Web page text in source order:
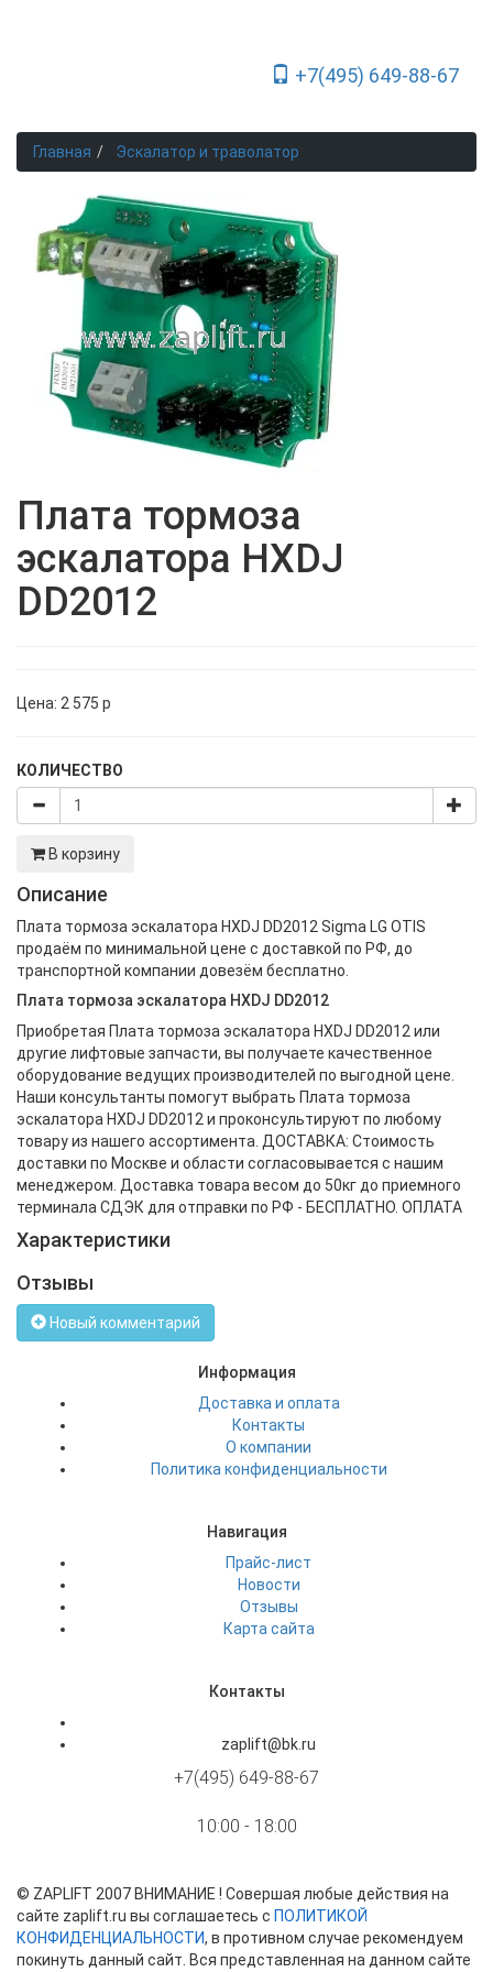
+7(495) 649-88-67
Toggle Navigation
Главная Эскалатор и траволатор
Плата тормоза
эскалатора HXDJ
DD2012
Цена: 2 575 p
КОЛИЧЕСТВО
В корзину
Описание
Плата тормоза эскалатора HXDJ DD2012 Sigma LG OTIS
продаём по минимальной цене с доставкой по РФ, до
транспортной компании довезём бесплатно.
Плата тормоза эскалатора HXDJ DD2012
Приобретая Плата тормоза эскалатора HXDJ DD2012 или
другие лифтовые запчасти, вы получаете качественное
оборудование ведущих производителей по выгодной цене.
Наши консультанты помогут выбрать Плата тормоза
эскалатора HXDJ DD2012 и проконсультируют по любому
товару из нашего ассортимента. ДОСТАВКА: Стоимость
доставки по Москве и области согласовывается с нашим
менеджером. Доставка товара весом до 50кг до приемного
терминала СДЭК для отправки по РФ - БЕСПЛАТНО. ОПЛАТА
Характеристики
Отзывы
Новый комментарий
Информация
Доставка и оплата
Контакты
О компании
Политика конфиденциальности
Навигация
Прайс-лист
Новости
Отзывы
Карта сайта
Контакты
zaplift@bk.ru
+7(495) 649-88-67
10:00 - 18:00
© ZAPLIFT 2007 ВНИМАНИЕ ! Совершая любые действия на
сайте zaplift.ru вы соглашаетесь с ПОЛИТИКОЙ
КОНФИДЕНЦИАЛЬНОСТИ, в противном случае рекомендуем
покинуть данный сайт. Вся представленная на данном сайте